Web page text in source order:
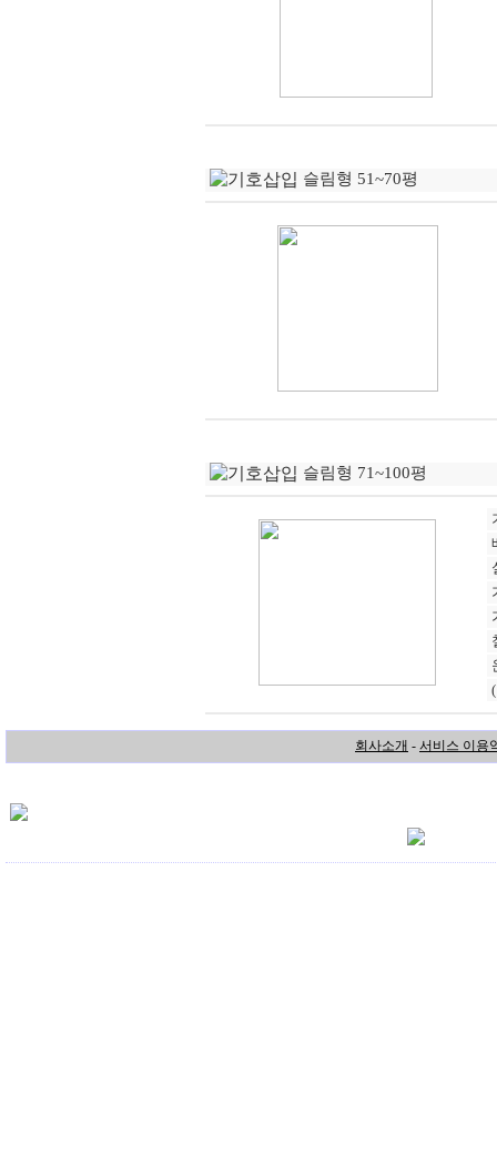
슬림형 51~70평
슬림형 71~100평
회사소개 - 서비스 이용